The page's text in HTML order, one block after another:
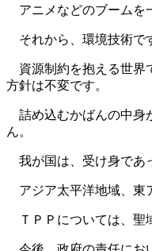
アニメなどのブームを
それから、環境技術で
資源制約を抱える世界
方針は不変です。
詰め込むかばんの中身
ん。
我が国は、受け身であ
アジア太平洋地域、東
ＴＰＰについては、聖